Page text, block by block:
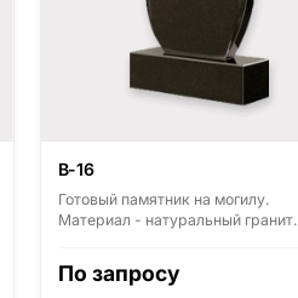
В-16
Готовый памятник на могилу.
Материал - натуральный гранит.
(Россия, Карелия), Дымовский
(Россия, Ленинградская область),
По запросу